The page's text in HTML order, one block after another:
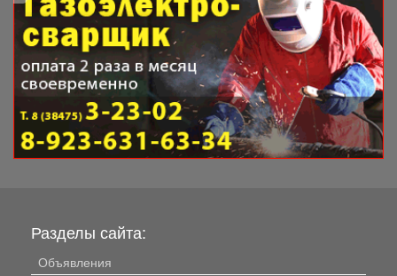
Разделы сайта:
Объявления